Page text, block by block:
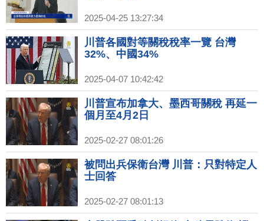
2025-04-25 13:27:34
川普各國對等關稅稅率一覽 台灣
32%、中國34%
2025-04-07 10:42:42
川普宣布加拿大、墨西哥關稅 再延一
個月至4月2日
2025-02-27 08:01:26
被問出兵保衛台灣 川普：只對特定人
士回答
2025-02-27 08:01:13